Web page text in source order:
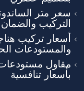
سعر متر
التركيب والضمان
أسعار تركيب
والمستودعات
مقاول
بأسعار تنافسية